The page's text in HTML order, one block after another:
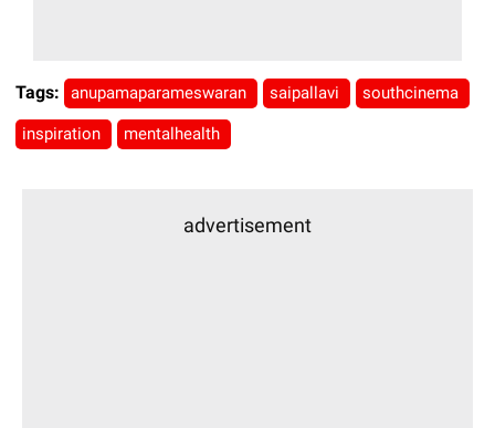
Tags: anupamaparameswaran saipallavi southcinema
inspiration mentalhealth
advertisement